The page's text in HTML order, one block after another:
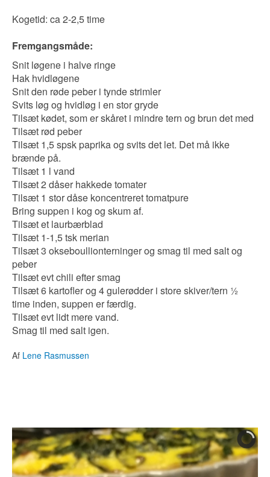
Kogetid: ca 2-2,5 time
Fremgangsmåde:
Snit løgene i halve ringe
Hak hvidløgene
Snit den røde peber i tynde strimler
Svits løg og hvidløg i en stor gryde
Tilsæt kødet, som er skåret i mindre tern og brun det med
Tilsæt rød peber
Tilsæt 1,5 spsk paprika og svits det let. Det må ikke
brænde på.
Tilsæt 1 l vand
Tilsæt 2 dåser hakkede tomater
Tilsæt 1 stor dåse koncentreret tomatpure
Bring suppen i kog og skum af.
Tilsæt et laurbærblad
Tilsæt 1-1,5 tsk merian
Tilsæt 3 okseboullionterninger og smag til med salt og
peber
Tilsæt evt chili efter smag
Tilsæt 6 kartofler og 4 gulerødder i store skiver/tern ½
time inden, suppen er færdig.
Tilsæt evt lidt mere vand.
Smag til med salt igen.
Af Lene Rasmussen